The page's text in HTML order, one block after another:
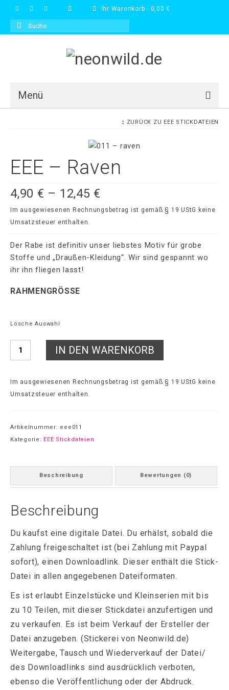
Ihr Warenkorb - 0,00€
Suche
Menü
Shop
Kontakt
ZURÜCK ZU EEE STICKDATEIEN
EEE – Raven
4,90 € – 12,45 €
Im ausgewiesenen Rechnungsbetrag ist gemäß § 19 UStG keine
Umsatzsteuer enthalten.
Der Rabe ist definitiv unser liebstes Motiv für grobe
Stoffe und „Draußen-Kleidung“. Wir sind gespannt wo
ihr ihn fliegen lasst!
RAHMENGRÖSSE
Lösche Auswahl
Anzahl IN DEN WARENKORB
Im ausgewiesenen Rechnungsbetrag ist gemäß § 19 UStG keine
Umsatzsteuer enthalten.
Artikelnummer: eee011
Kategorie: EEE Stickdateien
Beschreibung Bewertungen (0)
Beschreibung
Du kaufst eine digitale Datei. Du erhälst, sobald die
Zahlung freigeschaltet ist (bei Zahlung mit Paypal
sofort), einen Downloadlink. Dieser enthält die Stick-
Datei in allen angegebenen Dateiformaten.
Es ist erlaubt Einzelstücke und Kleinserien mit bis
zu 10 Teilen, mit dieser Stickdatei anzufertigen und
zu verkaufen. Es ist beim Verkauf der Ersteller der
Datei anzugeben. (Stickerei von Neonwild.de)
Weitergabe, Tausch und Wiederverkauf der Datei/
des Downloadlinks sind ausdrücklich verboten,
ebenso die Veröffentlichung oder der Abdruck.